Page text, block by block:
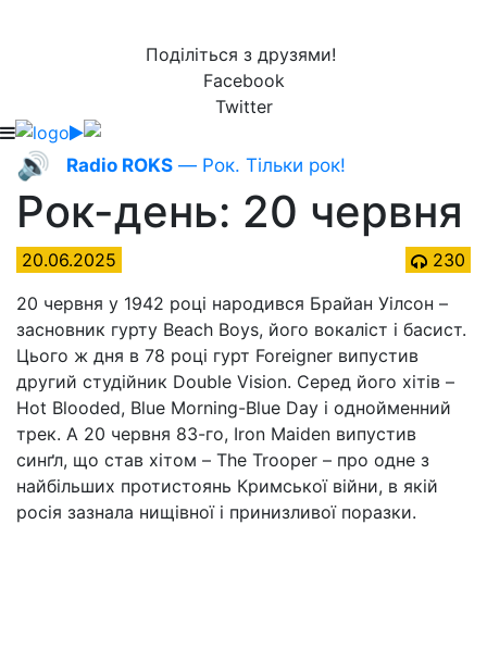
Поділіться з друзями!
Facebook
Twitter
🔊 Radio ROKS — Рок. Тільки рок!
Рок-день: 20 червня
20.06.2025
230
20 червня у 1942 році народився Брайан Уілсон –
засновник гурту Beach Boys, його вокаліст і басист.
Цього ж дня в 78 році гурт Foreigner випустив
другий студійник Double Vision. Серед його хітів –
Hot Blooded, Blue Morning-Blue Day і однойменний
трек. А 20 червня 83-го, Iron Maiden випустив
синґл, що став хітом – The Trooper – про одне з
найбільших протистоянь Кримської війни, в якій
росія зазнала нищівної і принизливої поразки.